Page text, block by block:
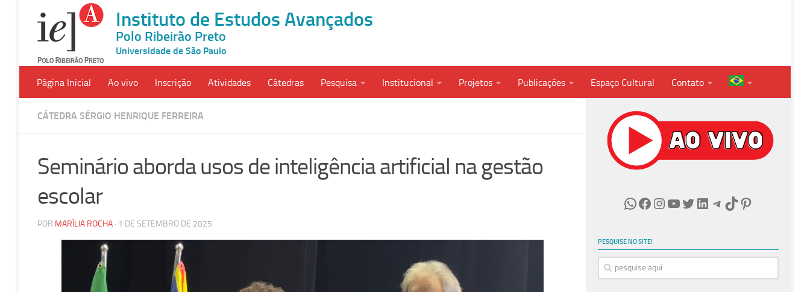
Instituto de Estudos Avançados
Polo Ribeirão Preto
Universidade de São Paulo
Página Inicial Ao vivo Inscrição Atividades Cátedras Pesquisa Institucional Projetos Publicações Espaço Cultural Contato
CÁTEDRA SÉRGIO HENRIQUE FERREIRA
Seminário aborda usos de inteligência artificial na gestão
escolar
POR MARÍLIA ROCHA · 1 DE SETEMBRO DE 2025
WhatsApp
Facebook
Instagram
Youtube
Twitter
LinkedIn
Telegram
TikTokPinterest
PESQUISE NO SITE!